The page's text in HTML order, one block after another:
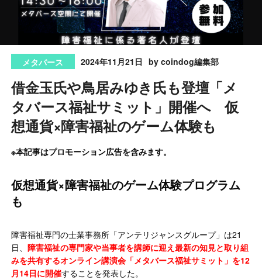
メタバース 2024年11月21日 by coindog編集部
借金玉氏や鳥居みゆき氏も登壇「メ
タバース福祉サミット」開催へ 仮
想通貨×障害福祉のゲーム体験も
※本記事はプロモーション広告を含みます。
仮想通貨×障害福祉のゲーム体験プログラム
も
障害福祉専門の士業事務所「アンテリジャンスグループ」は21
日、障害福祉の専門家や当事者を講師に迎え最新の知見と取り組
みを共有するオンライン講演会「メタバース福祉サミット」を12
月14日に開催することを発表した。